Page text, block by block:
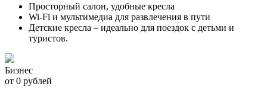
Просторный салон, удобные кресла
Wi-Fi и мультимедиа для развлечения в пути
Детские кресла – идеально для поездок с детьми и
туристов.
Бизнес
от 0 рублей